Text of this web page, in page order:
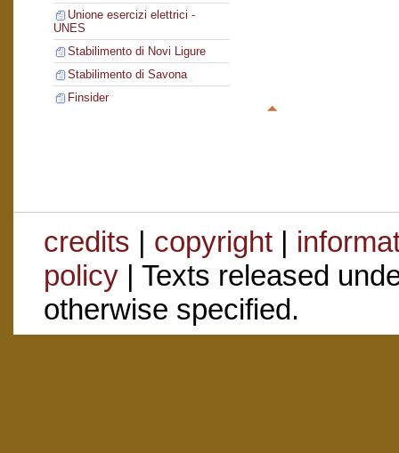
Unione esercizi elettrici -
UNES
Stabilimento di Novi Ligure
Stabilimento di Savona
Finsider
credits | copyright|
policy| Texts released
otherwise specified.